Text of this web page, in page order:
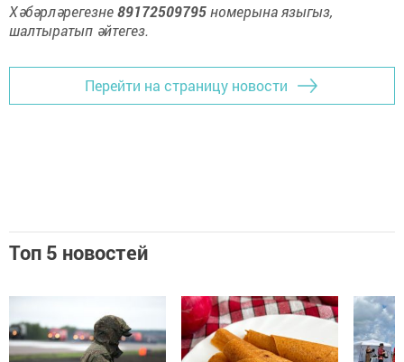
Хәбәрләрегезне89172509795номерына языгыз,
шалтыратып әйтегез.
Перейти на страницу новости
Топ 5 новостей